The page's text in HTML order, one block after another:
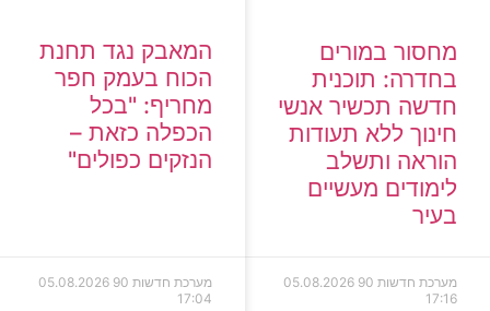
מחסור במורים
בחדרה: תוכנית
חדשה תכשיר אנשי
חינוך ללא תעודות
הוראה ותשלב
לימודים מעשיים
בעיר
מערכת חדשות 90
05.08.2026
17:16
המאבק נגד תחנת
הכוח בעמק חפר
מחריף: "בכל
הכפלה כזאת –
הנזקים כפולים"
מערכת חדשות 90
05.08.2026
17:04